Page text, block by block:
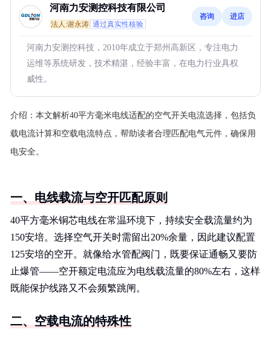
河南力安测控科技有限公司
法人:谢永涛 通过真实性核验
咨询 进店
河南力安测控科技，2010年成立于郑州高新区，专注电力
运维等系统研发，技术精湛，经验丰富，在电力行业具权
威性。
介绍： 本文解析40平方毫米电线适配的空气开关电流选择，包括负
载电流计算和空载电流特点，帮助读者合理匹配电气元件，确保用
电安全。
一、电线载流与空开匹配原则
40平方毫米铜芯电线在常温环境下，持续安全载流量约为
150安培。选择空气开关时需留出20%余量，因此建议配置
125安培的空开。就像给水管配阀门，既要保证通畅又要防
止爆管——空开额定电流应为电线载流量的80%左右，这样
既能保护线路又不会频繁跳闸。
二、空载电流的特殊性